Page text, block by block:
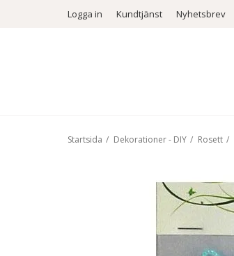
Logga in Kundtjänst Nyhetsbrev
Startsida / Dekorationer - DIY / Rosett /